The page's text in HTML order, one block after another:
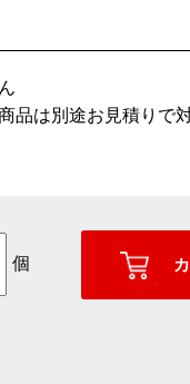
品は別途お見積りで
個